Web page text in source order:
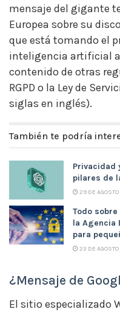
mensaje del gigante
Europea sobre su
que está tomando el
inteligencia artificial
contenido de otras
RGPD o la Ley de
siglas en inglés).
También te podría
Privacidad
pilares de
29 DE
Todo
la Agencia
para
23 DE
¿Mensaje de
El sitio especializado